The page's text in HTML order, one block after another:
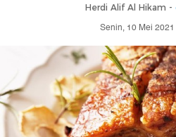
Herdi Alif Al Hikam -
Senin, 10 Mei